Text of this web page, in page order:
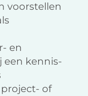
voorstellen
en
een kennis-
of